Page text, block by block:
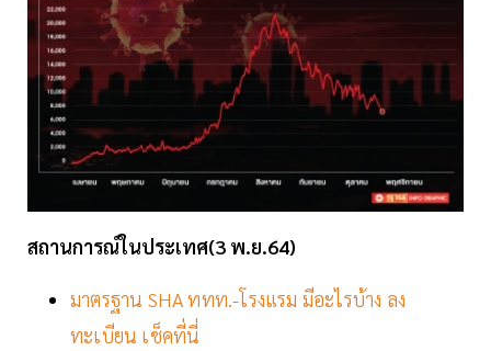
สถานการณ์ในประเทศ(3 พ.ย.64)
มาตรฐาน SHA ททท.-โรงแรม มีอะไรบ้าง ลง
ทะเบียน เช็คที่นี่